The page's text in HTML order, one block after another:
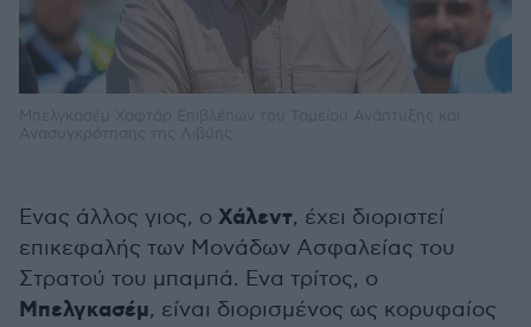
Ενας άλλος γιος, ο Χάλεντ, έχει διοριστεί
επικεφαλής των Μονάδων Ασφαλείας του
Στρατού του μπαμπά. Ενα τρίτος, ο
Μπελγκασέμ, είναι διορισμένος ως κορυφαίος